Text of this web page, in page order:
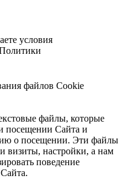
условия
файлов Cookie
файлы, которые
посещении Сайта и
о посещении. Эти файлы
визиты, настройки, а нам
поведение